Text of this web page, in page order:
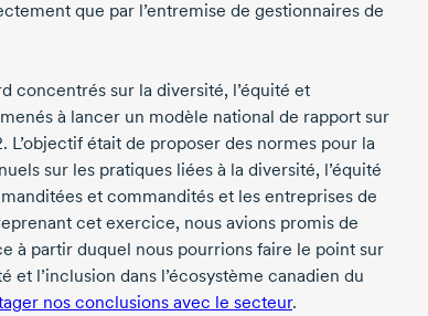
que par l’entremise de gestionnaires de
concentrés sur la diversité, l’équité et
à lancer un modèle national de rapport sur
L’objectif était de proposer des normes pour la
sur les pratiques liées à la diversité, l’équité
et commandités et les entreprises de
cet exercice, nous avions promis de
à partir duquel nous pourrions faire le point sur
et l’inclusion dans l’écosystème canadien du
nos conclusions avec le secteur.